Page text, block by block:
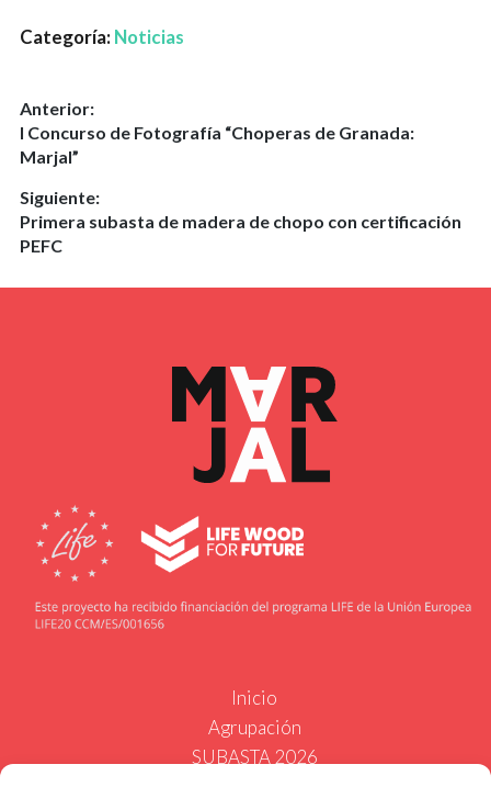
Categoría:Noticias
Navegación
de
entradas
Anterior:
Entrada
anterior:
I Concurso de Fotografía “Choperas de Granada:
Marjal”
Siguiente:
Entrada
siguiente:
Primera subasta de madera de chopo con certificación
PEFC
Inicio
Agrupación
SUBASTA 2026